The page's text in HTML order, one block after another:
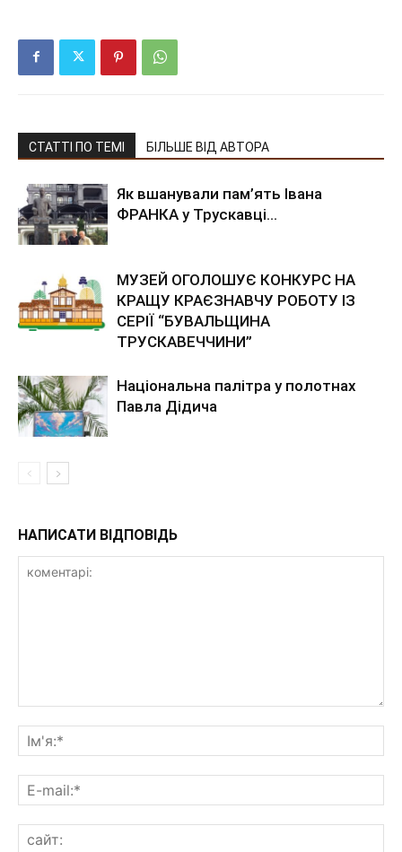
СТАТТІ ПО ТЕМІ БІЛЬШЕ ВІД АВТОРА
Як вшанували пам’ять Івана
ФРАНКА у Трускавці…
МУЗЕЙ ОГОЛОШУЄ КОНКУРС НА
КРАЩУ КРАЄЗНАВЧУ РОБОТУ ІЗ
СЕРІЇ “БУВАЛЬЩИНА
ТРУСКАВЕЧЧИНИ”
Національна палітра у полотнах
Павла Дідича
НАПИСАТИ ВІДПОВІДЬ